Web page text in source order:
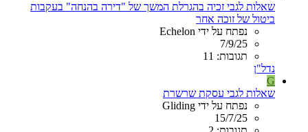
שאלות לגבי זכיה בהגרלת המשך של "דירה בהנחה" בעקבות
ביטול של זוכה אחר
נפתח על ידי Echelon
7/9/25
תגובות: 11
נדל"ן
G
שאלות לגבי עסקת שרשרת
נפתח על ידי Gliding
15/7/25